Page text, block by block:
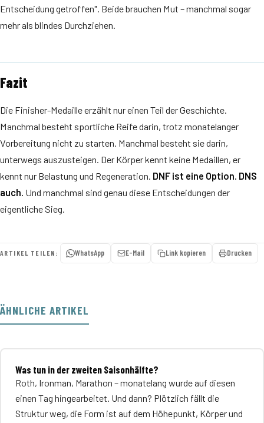
Entscheidung getroffen". Beide brauchen Mut – manchmal sogar
mehr als blindes Durchziehen.
Fazit
Die Finisher-Medaille erzählt nur einen Teil der Geschichte.
Manchmal besteht sportliche Reife darin, trotz monatelanger
Vorbereitung nicht zu starten. Manchmal besteht sie darin,
unterwegs auszusteigen. Der Körper kennt keine Medaillen, er
kennt nur Belastung und Regeneration. DNF ist eine Option. DNS
auch. Und manchmal sind genau diese Entscheidungen der
eigentliche Sieg.
ARTIKEL TEILEN: WhatsApp E-Mail Link kopieren Drucken
ÄHNLICHE ARTIKEL
Was tun in der zweiten Saisonhälfte?
Roth, Ironman, Marathon – monatelang wurde auf diesen
einen Tag hingearbeitet. Und dann? Plötzlich fällt die
Struktur weg, die Form ist auf dem Höhepunkt, Körper und